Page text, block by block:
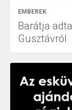
EMBEREK
Barátja
Gusztávról